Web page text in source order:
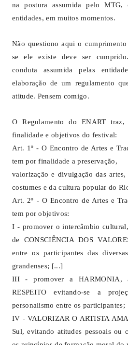
na postura assumida pelo MTG,
entidades, em muitos momentos.
Não questiono aqui o
se ele existe deve ser
conduta assumida pelas
elaboração de um regulamento
atitude. Pensem comigo.
O Regulamento do ENART
finalidade e objetivos do festival:
Art. 1º - O Encontro de Artes e
tem por finalidade a preservação,
valorização e divulgação das
costumes e da cultura popular do
Art. 2º - O Encontro de Artes e
tem por objetivos:
I - promover o intercâmbio
de CONSCIÊNCIA DOS
entre os participantes das
grandenses; [...]
III - promover a HARMONIA,
RESPEITO evitando-se a
personalismo entre os participantes;
IV - VALORIZAR O ARTISTA
Sul, evitando atitudes pessoais ou